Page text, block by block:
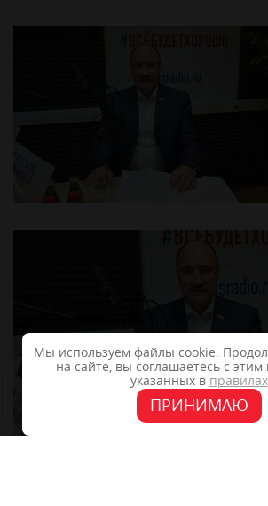
Мы используем файлы cookie.
на сайте, вы соглашаетесь с этим
указанных в правилах
ПРИНИМАЮ